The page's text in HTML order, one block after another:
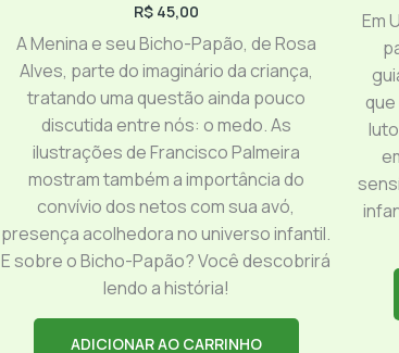
Avaliação
5.00
de 5
R$45,00
A Menina e seu Bicho-Papão, de Rosa
Alves, parte do imaginário da criança,
tratando uma questão ainda pouco
discutida entre nós: o medo. As
ilustrações de Francisco Palmeira
mostram também a importância do
convívio dos netos com sua avó,
presença acolhedora no universo infantil.
E sobre o Bicho-Papão? Você descobrirá
lendo a história!
ADICIONAR AO CARRINHO
Em